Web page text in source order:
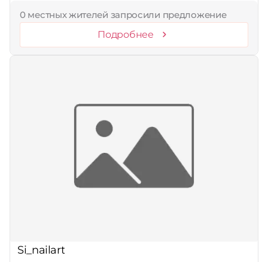
0 местных жителей запросили предложение
Подробнее
Si_nailart